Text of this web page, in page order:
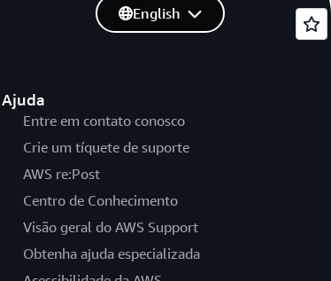
Ajuda
Entre em contato conosco
Crie um tíquete de suporte
AWS re:Post
Centro de Conhecimento
Visão geral do AWS Support
Obtenha ajuda especializada
English